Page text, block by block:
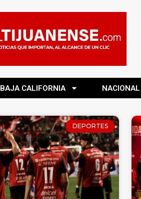
BAJA CALIFORNIA NACIONAL
DEPORTES